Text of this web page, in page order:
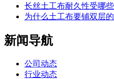
长丝土工布耐久性受哪
为什么土工布要铺双层
新闻导航
公司动态
行业动态